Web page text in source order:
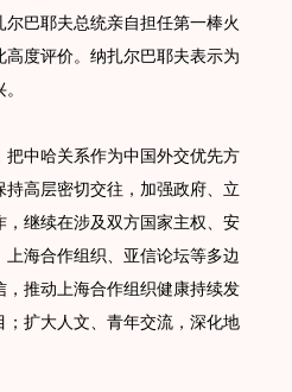
巴耶夫总统亲自担任第一棒火
度评价。纳扎尔巴耶夫表示为
中哈关系作为中国外交优先方
高层密切交往，加强政府、立
继续在涉及双方国家主权、安
海合作组织、亚信论坛等多边
推动上海合作组织健康持续发
扩大人文、青年交流，深化地